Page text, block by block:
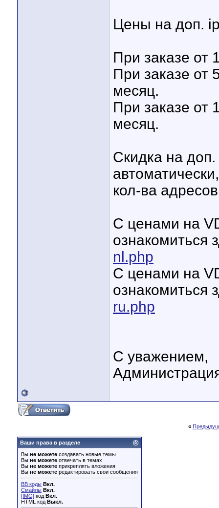
Цены на доп.
При заказе от
При заказе от
месяц.
При заказе от
месяц.
Скидка на
кол-ва
С ценами на
ознакомиться
nl.php
С ценами на
ознакомиться
ru.php
С уважением,
«
Ваши права в разделе
Вы не можете создавать новые темы
Вы не можете отвечать в темах
Вы не можете прикреплять вложения
Вы не можете редактировать свои сообщения
BB коды Вкл.
Смайлы Вкл.
[IMG] код Вкл.
HTML код Выкл.